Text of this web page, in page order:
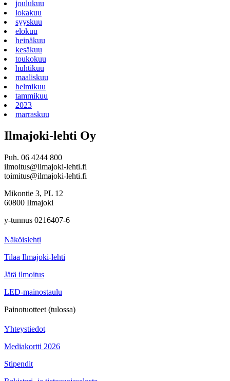
joulukuu
lokakuu
syyskuu
elokuu
heinäkuu
kesäkuu
toukokuu
huhtikuu
maaliskuu
helmikuu
tammikuu
2023
marraskuu
Ilmajoki-lehti Oy
Puh. 06 4244 800
ilmoitus@ilmajoki-lehti.fi
toimitus@ilmajoki-lehti.fi
Mikontie 3, PL 12
60800 Ilmajoki
y-tunnus 0216407-6
Näköislehti
Tilaa Ilmajoki-lehti
Jätä ilmoitus
LED-mainostaulu
Painotuotteet (tulossa)
Yhteystiedot
Mediakortti 2026
Stipendit